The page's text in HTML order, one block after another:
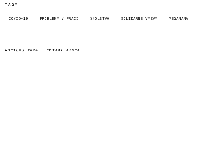
TAGY
COVID-19 PROBLÉMY V PRÁCI ŠKOLSTVO SOLIDÁRNE VÝZVY VEGANANA
ANTI(©) 2024 - PRIAMA AKCIA